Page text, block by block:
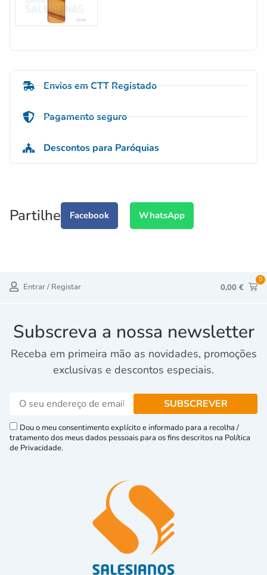
Envios em CTT Registado
Pagamento seguro
Descontos para Paróquias
Partilhe Facebook WhatsApp
Entrar / Registar 0,00 €
0
Subscreva a nossa newsletter
Receba em primeira mão as novidades, promoções
exclusivas e descontos especiais.
Dou o meu consentimento explícito e informado para a recolha /
tratamento dos meus dados pessoais para os fins descritos na Política
de Privacidade.